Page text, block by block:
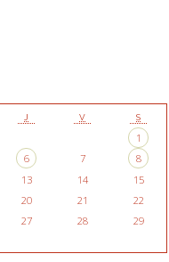
J V S
1
6 7
8
13 14
15
20 21
22
27 28
29